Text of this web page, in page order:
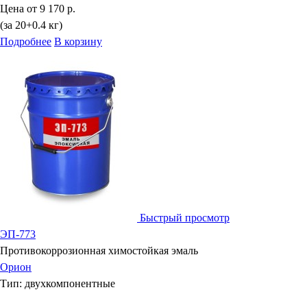
Цена от 9 170 р.
(за 20+0.4 кг)
Подробнее В корзину
Быстрый просмотр
ЭП-773
Противокоррозионная химостойкая эмаль
Орион
Тип: двухкомпонентные